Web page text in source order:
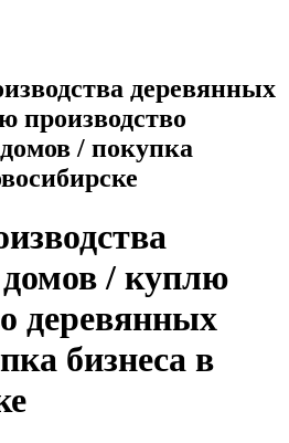
деревянных
производство
/ покупка
/ куплю
деревянных
бизнеса в